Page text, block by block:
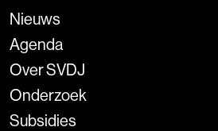
Nieuws
Agenda
Over SVDJ
Onderzoek
Subsidies